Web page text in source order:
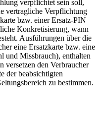
verpflichtet sein soll,
vertragliche Verpflichtung
bzw. einer Ersatz-PIN
Konkretisierung, wann
Ausführungen über die
eine Ersatzkarte bzw. eine
und Missbrauch), enthalten
versetzen den Verbraucher
der beabsichtigten
zu bestimmen.